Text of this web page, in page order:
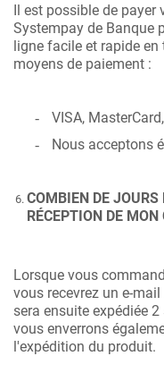
Il est possible de payer
Systempay de Banque
ligne facile et rapide
moyens de paiement :
- VISA,
- Nous acceptons
COMBIEN DE
RÉCEPTION DE MON
Lorsque vous
vous recevrez un e-
sera ensuite expédiée
vous enverrons
l'expédition du produit.